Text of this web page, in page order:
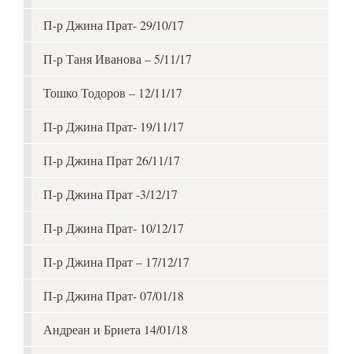
П-р Джина Прат- 29/10/17
П-р Таня Иванова – 5/11/17
Тошко Тодоров – 12/11/17
П-р Джина Прат- 19/11/17
П-р Джина Прат 26/11/17
П-р Джина Прат -3/12/17
П-р Джина Прат- 10/12/17
П-р Джина Прат – 17/12/17
П-р Джина Прат- 07/01/18
Андреан и Бриета 14/01/18